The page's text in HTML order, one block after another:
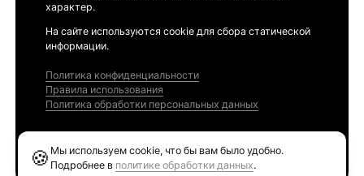
характер.
На сайте используются cookie для сбора статической
информации.
Политика конфиденциальности
Правила использования
Политика обработки персональных данных
🍪 Мы используем cookie, что бы вам было удобно.
Подробнее в политике обработки данных.
Ethereum GAS Tracker